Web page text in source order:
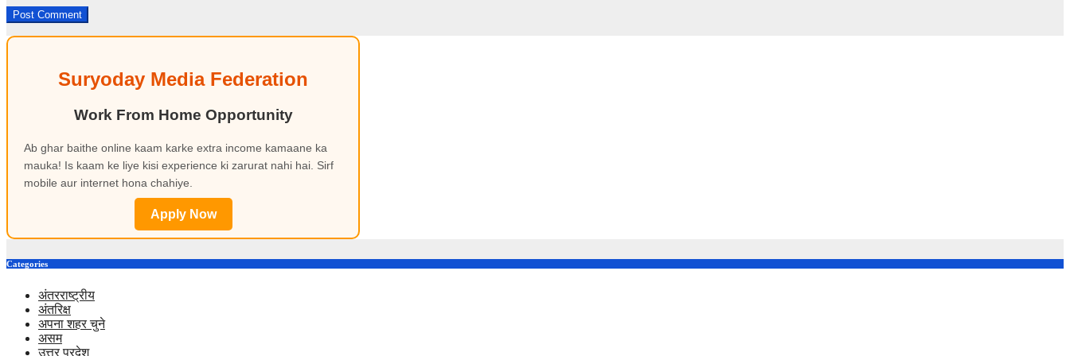
Suryoday Media Federation
Work From Home Opportunity
Ab ghar baithe online kaam karke extra income kamaane ka
mauka! Is kaam ke liye kisi experience ki zarurat nahi hai. Sirf
mobile aur internet hona chahiye.
Apply Now
Categories
अंतरराष्ट्रीय
अंतरिक्ष
अपना शहर चुने
असम
उत्तर प्रदेश